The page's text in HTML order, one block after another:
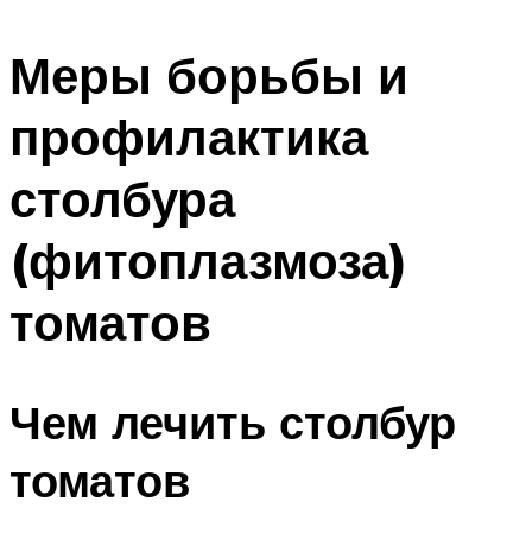
Меры борьбы и
профилактика
столбура
(фитоплазмоза)
томатов
Чем лечить столбур
томатов